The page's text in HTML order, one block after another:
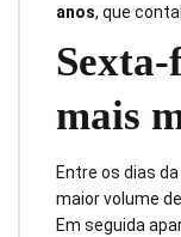
anos, que
mais
Entre os dias
maior volume
Em seguida